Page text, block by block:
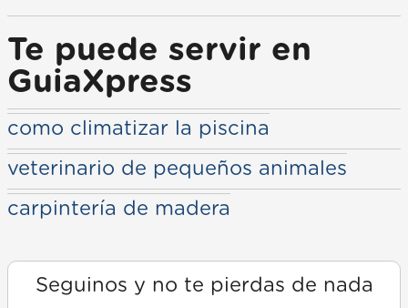
Te puede servir en
GuiaXpress
como climatizar la piscina
veterinario de pequeños animales
carpintería de madera
Seguinos y no te pierdas de nada